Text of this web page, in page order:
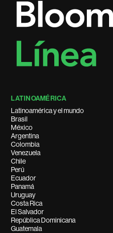
LATINOAMÉRICA
Latinoamérica y el mundo
Brasil
México
Argentina
Colombia
Venezuela
Chile
Perú
Ecuador
Panamá
Uruguay
Costa Rica
El Salvador
República Dominicana
Guatemala